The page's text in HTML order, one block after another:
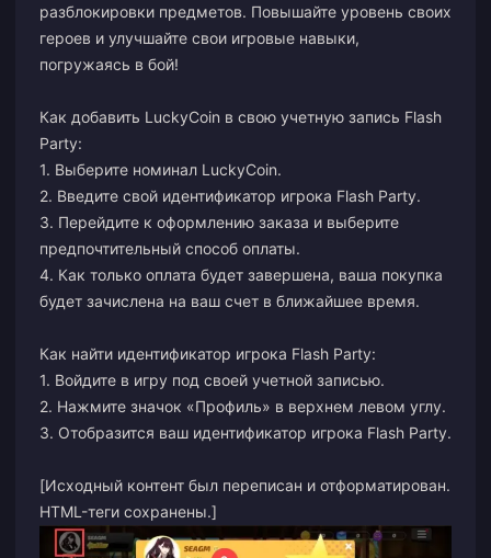
разблокировки предметов. Повышайте уровень своих
героев и улучшайте свои игровые навыки,
погружаясь в бой!
Как добавить LuckyCoin в свою учетную запись Flash
Party:
1. Выберите номинал LuckyCoin.
2. Введите свой идентификатор игрока Flash Party.
3. Перейдите к оформлению заказа и выберите
предпочтительный способ оплаты.
4. Как только оплата будет завершена, ваша покупка
будет зачислена на ваш счет в ближайшее время.
Как найти идентификатор игрока Flash Party:
1. Войдите в игру под своей учетной записью.
2. Нажмите значок «Профиль» в верхнем левом углу.
3. Отобразится ваш идентификатор игрока Flash Party.
[Исходный контент был переписан и отформатирован.
HTML-теги сохранены.]